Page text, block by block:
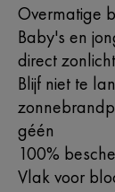
Overmatige
Baby's en
direct
Blijf niet te
géén
100%
Vlak voor